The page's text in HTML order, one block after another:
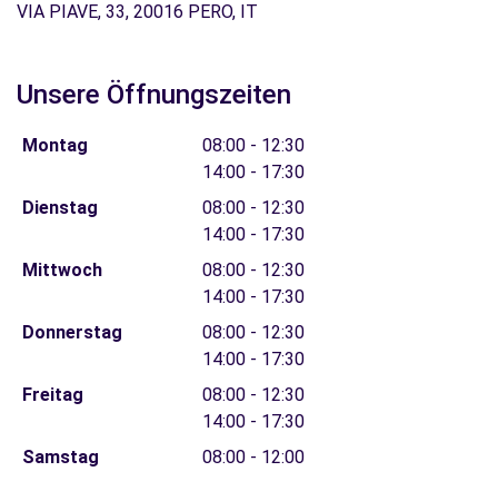
VIA PIAVE, 33, 20016 PERO, IT
Unsere Öffnungszeiten
Montag
08:00 - 12:30
14:00 - 17:30
Dienstag
08:00 - 12:30
14:00 - 17:30
Mittwoch
08:00 - 12:30
14:00 - 17:30
Donnerstag
08:00 - 12:30
14:00 - 17:30
Freitag
08:00 - 12:30
14:00 - 17:30
Samstag
08:00 - 12:00